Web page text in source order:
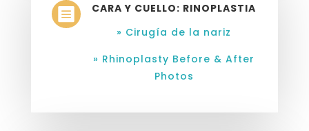

CARA Y CUELLO: RINOPLASTIA
» Cirugía de la nariz
» Rhinoplasty Before & After
Photos